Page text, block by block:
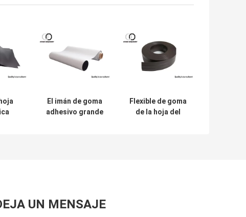
El imán de goma
adhesivo grande
Flexible de goma
de la hoja del
UN MENSAJE